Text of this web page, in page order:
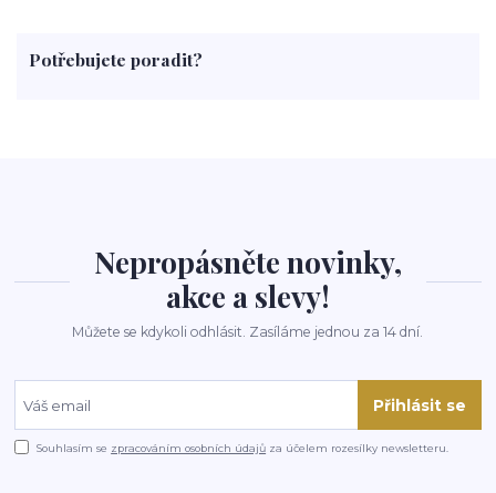
rohlíky
grilování čaj
Potřebujete poradit?
Nepropásněte novinky,
akce a slevy!
Můžete se kdykoli odhlásit. Zasíláme jednou za 14 dní.
Přihlásit se
Souhlasím se zpracováním osobních údajů za účelem rozesílky newsletteru.